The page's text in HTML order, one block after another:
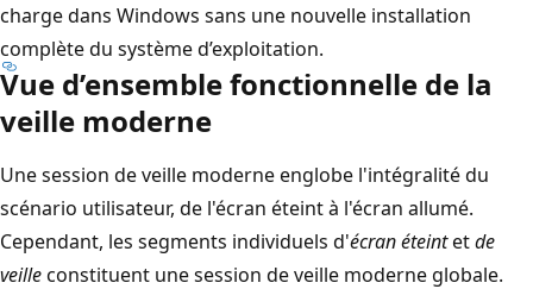
charge dans Windows sans une nouvelle installation
complète du système d’exploitation.
Vue d’ensemble fonctionnelle de la
veille moderne
Une session de veille moderne englobe l'intégralité du
scénario utilisateur, de l'écran éteint à l'écran allumé.
Cependant, les segments individuels d'écran éteintetde
veilleconstituent une session de veille moderne globale.